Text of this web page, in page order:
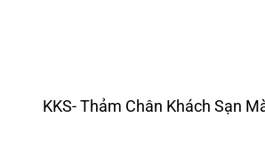
KKS- Thảm Chân Khách Sạn